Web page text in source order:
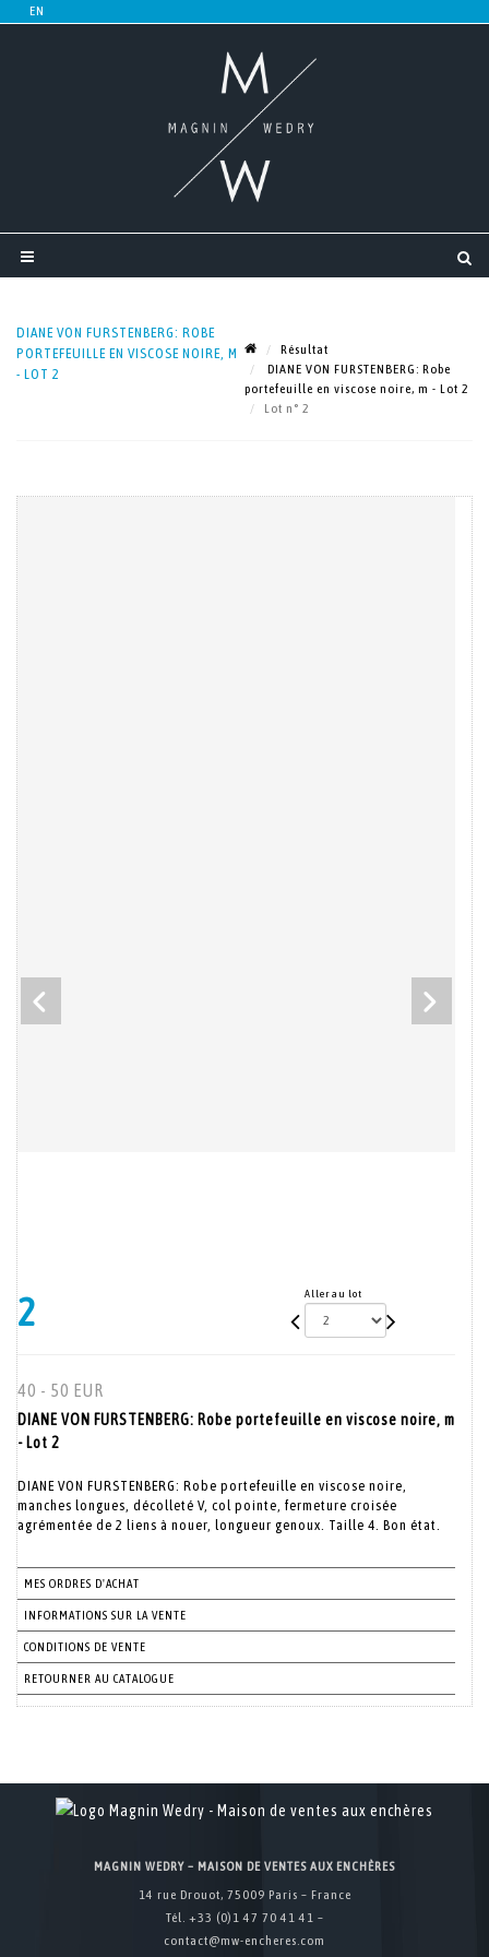
DIANE VON FURSTENBERG: ROBE
PORTEFEUILLE EN VISCOSE NOIRE, M
- LOT 2
Résultat
DIANE VON FURSTENBERG: Robe
portefeuille en viscose noire, m - Lot 2
Lot n° 2
2 Aller au lot
40 - 50 EUR
DIANE VON FURSTENBERG: Robe portefeuille en viscose noire, m
- Lot 2
DIANE VON FURSTENBERG: Robe portefeuille en viscose noire,
manches longues, décolleté V, col pointe, fermeture croisée
agrémentée de 2 liens à nouer, longueur genoux. Taille 4. Bon état.
MES ORDRES D'ACHAT
INFORMATIONS SUR LA VENTE
CONDITIONS DE VENTE
RETOURNER AU CATALOGUE
MAGNIN WEDRY – MAISON DE VENTES AUX ENCHÈRES
14 rue Drouot, 75009 Paris – France
Tél. +33 (0)1 47 70 41 41 –
contact@mw-encheres.com